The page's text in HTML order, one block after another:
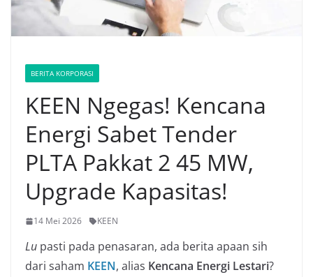
BERITA KORPORASI
KEEN Ngegas! Kencana
Energi Sabet Tender
PLTA Pakkat 2 45 MW,
Upgrade Kapasitas!
14 Mei 2026 KEEN
Lu pasti pada penasaran, ada berita apaan sih
dari saham KEEN, alias Kencana Energi Lestari?